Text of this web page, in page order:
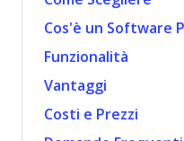
Cos'è un Software
Funzionalità
Vantaggi
Costi e Prezzi